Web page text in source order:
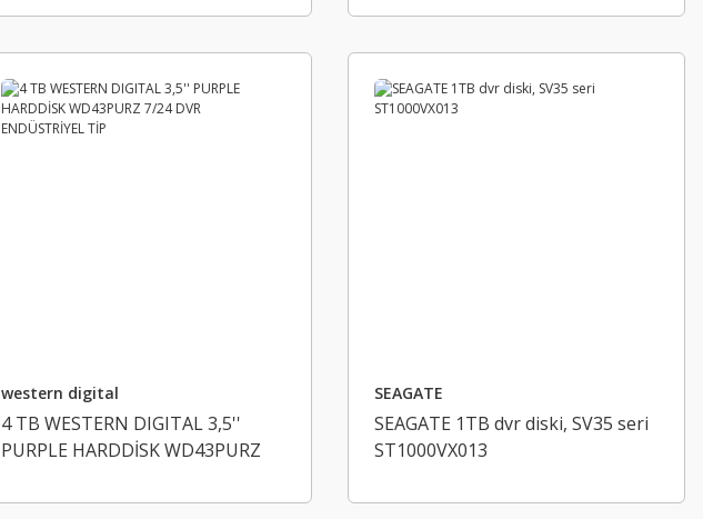
western digital
4 TB WESTERN DIGITAL 3,5''
PURPLE HARDDİSK WD43PURZ
SEAGATE
SEAGATE 1TB dvr diski, SV35 seri
ST1000VX013